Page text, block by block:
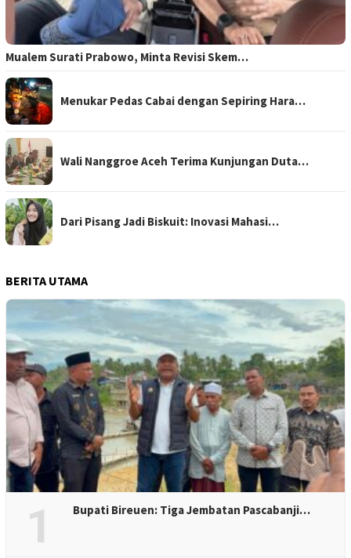
Mualem Surati Prabowo, Minta Revisi Skem…
Menukar Pedas Cabai dengan Sepiring Hara…
Wali Nanggroe Aceh Terima Kunjungan Duta…
Dari Pisang Jadi Biskuit: Inovasi Mahasi…
BERITA UTAMA
1 Bupati Bireuen: Tiga Jembatan Pascabanji…